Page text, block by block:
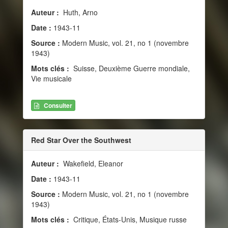
Auteur : Huth, Arno
Date : 1943-11
Source : Modern Music, vol. 21, no 1 (novembre
1943)
Mots clés : Suisse, Deuxième Guerre mondiale,
Vie musicale
Consulter
Red Star Over the Southwest
Auteur : Wakefield, Eleanor
Date : 1943-11
Source : Modern Music, vol. 21, no 1 (novembre
1943)
Mots clés : Critique, États-Unis, Musique russe